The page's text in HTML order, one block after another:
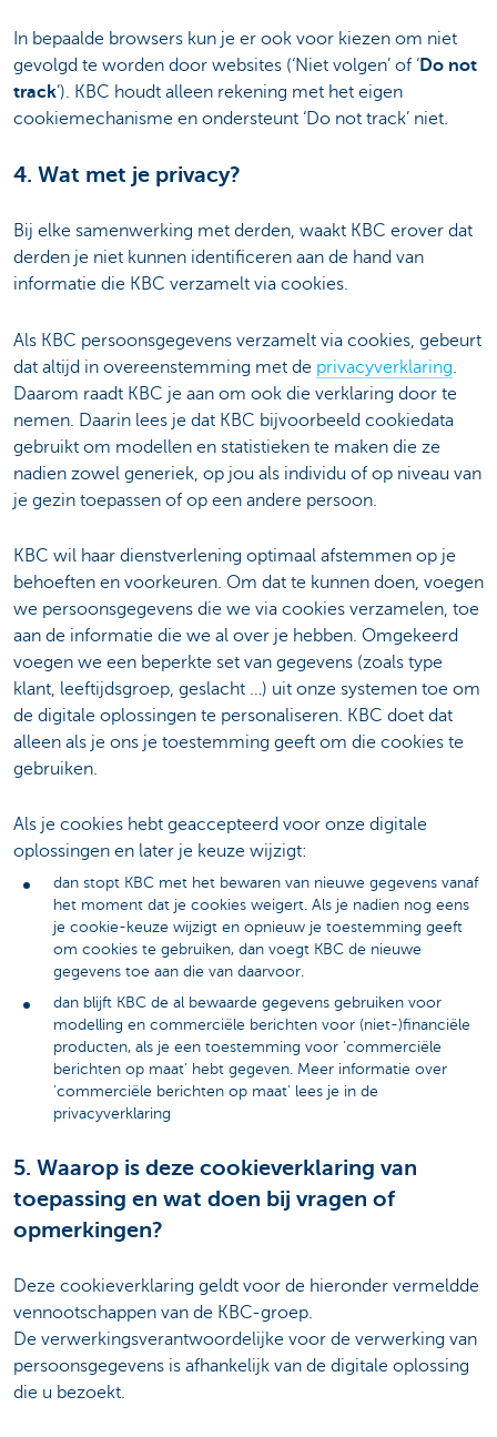
In bepaalde browsers kun je er ook voor kiezen om niet
gevolgd te worden door websites (‘Niet volgen’ of ‘Do not
track’). KBC houdt alleen rekening met het eigen
cookiemechanisme en ondersteunt ‘Do not track’ niet.
4. Wat met je privacy?
Bij elke samenwerking met derden, waakt KBC erover dat
derden je niet kunnen identificeren aan de hand van
informatie die KBC verzamelt via cookies.
Als KBC persoonsgegevens verzamelt via cookies, gebeurt
dat altijd in overeenstemming met de privacyverklaring
Daarom raadt KBC je aan om ook die verklaring door te
nemen. Daarin lees je dat KBC bijvoorbeeld cookiedata
gebruikt om modellen en statistieken te maken die ze
nadien zowel generiek, op jou als individu of op niveau van
je gezin toepassen of op een andere persoon.
KBC wil haar dienstverlening optimaal afstemmen op je
behoeften en voorkeuren. Om dat te kunnen doen, voegen
we persoonsgegevens die we via cookies verzamelen, toe
aan de informatie die we al over je hebben. Omgekeerd
voegen we een beperkte set van gegevens (zoals type
klant, leeftijdsgroep, geslacht …) uit onze systemen toe om
de digitale oplossingen te personaliseren. KBC doet dat
alleen als je ons je toestemming geeft om die cookies te
gebruiken.
Als je cookies hebt geaccepteerd voor onze digitale
oplossingen en later je keuze wijzigt:
dan stopt KBC met het bewaren van nieuwe gegevens vanaf
het moment dat je cookies weigert. Als je nadien nog eens
je cookie-keuze wijzigt en opnieuw je toestemming geeft
om cookies te gebruiken, dan voegt KBC de nieuwe
gegevens toe aan die van daarvoor.
dan blijft KBC de al bewaarde gegevens gebruiken voor
modelling en commerciële berichten voor (niet-)financiële
producten, als je een toestemming voor 'commerciële
berichten op maat' hebt gegeven. Meer informatie over
'commerciële berichten op maat' lees je in de
privacyverklaring
5. Waarop is deze cookieverklaring van
toepassing en wat doen bij vragen of
opmerkingen?
Deze cookieverklaring geldt voor de hieronder vermeldde
vennootschappen van de KBC-groep.
De verwerkingsverantwoordelijke voor de verwerking van
persoonsgegevens is afhankelijk van de digitale oplossing
die u bezoekt.